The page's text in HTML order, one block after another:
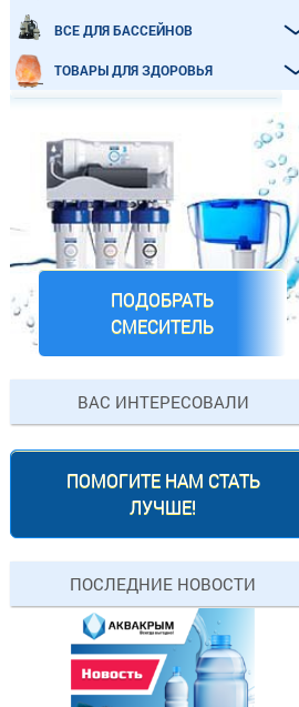
ВСЕ ДЛЯ БАССЕЙНОВ
ТОВАРЫ ДЛЯ ЗДОРОВЬЯ
ПОДОБРАТЬ
СМЕСИТЕЛЬ
ВАС ИНТЕРЕСОВАЛИ
ПОМОГИТЕ НАМ СТАТЬ
ЛУЧШЕ!
ПОСЛЕДНИЕ НОВОСТИ